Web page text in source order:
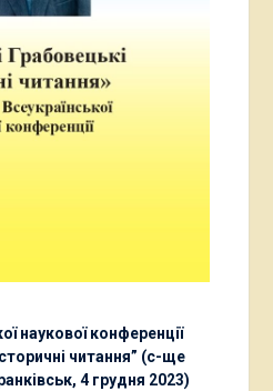
наукової конференції
читання” (с-ще
4 грудня 2023)